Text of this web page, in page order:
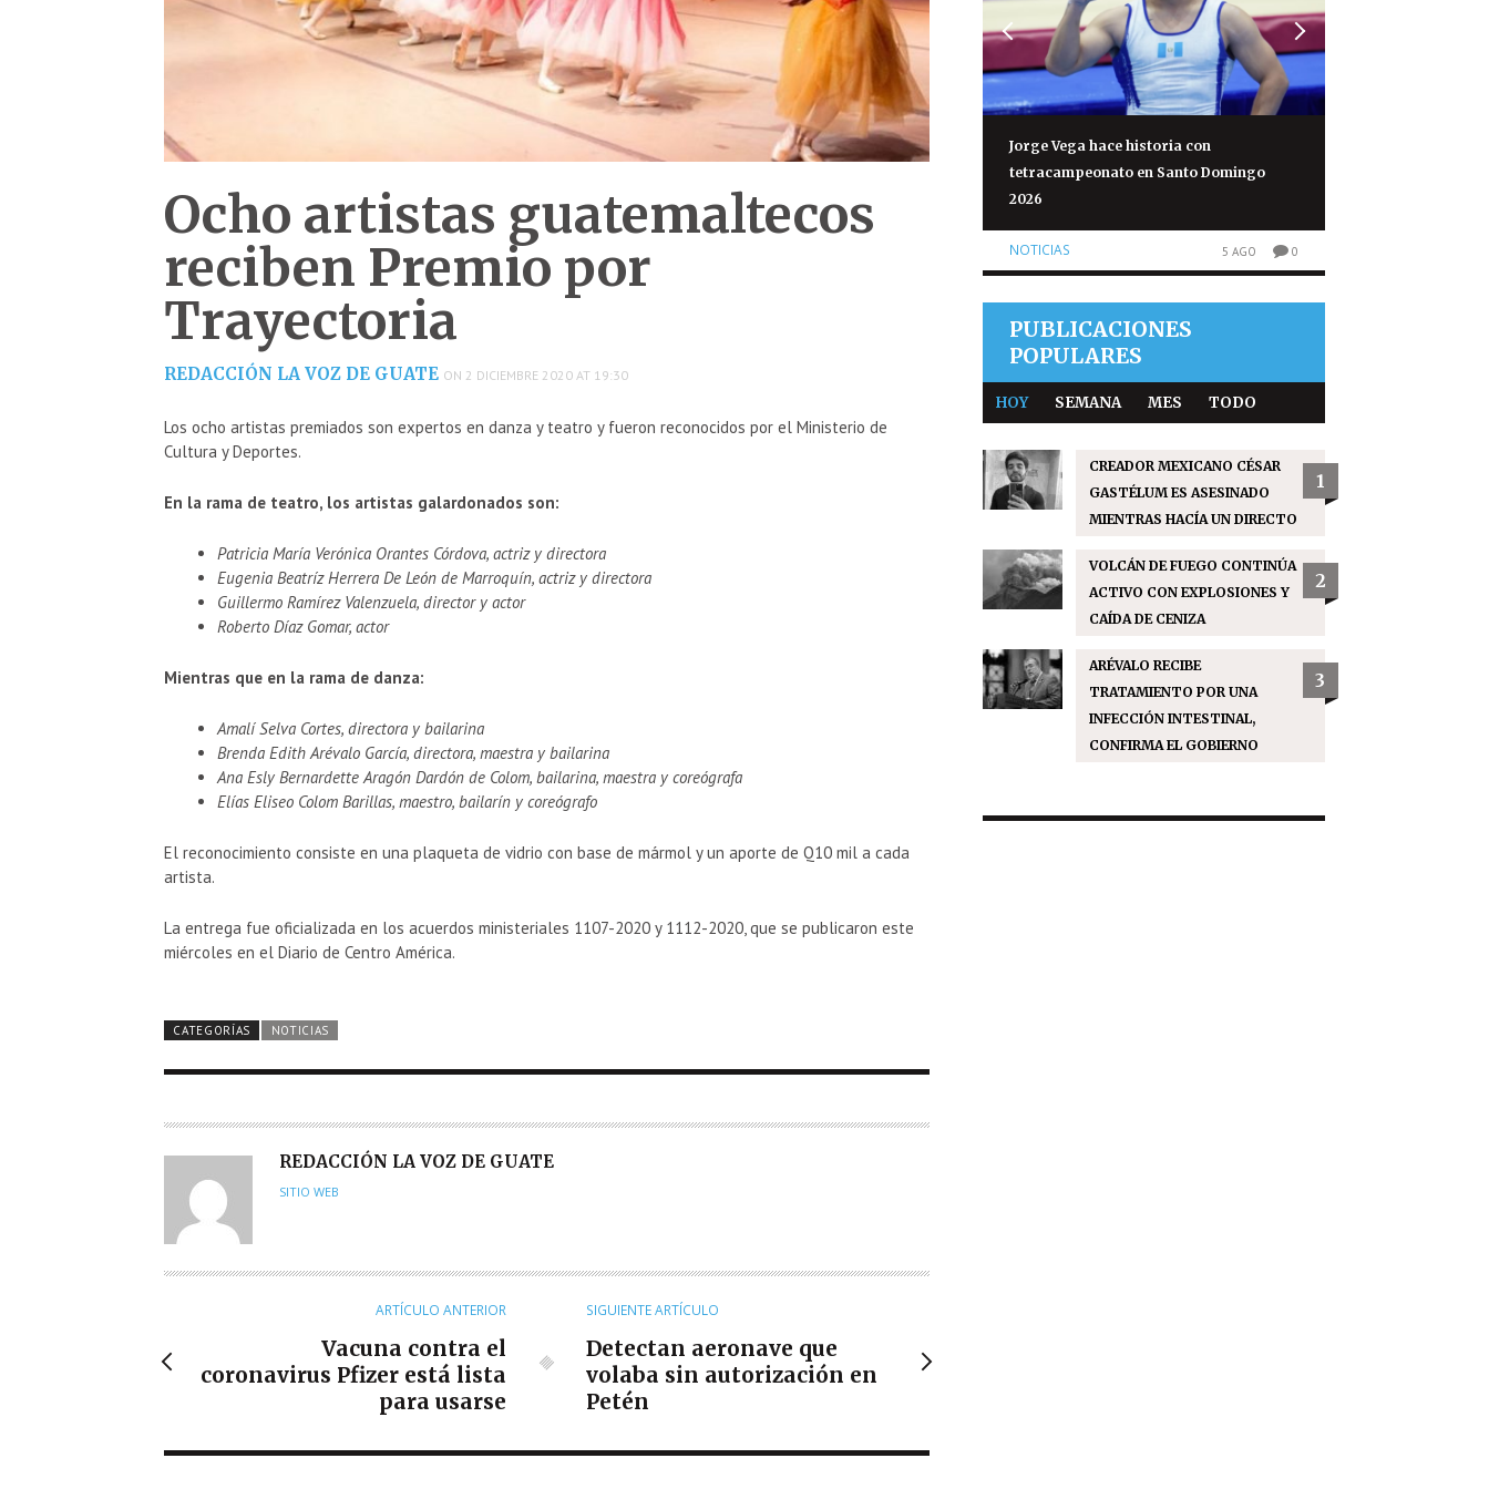
Ocho artistas guatemaltecos
reciben Premio por
Trayectoria
REDACCIÓN LA VOZ DE GUATE ON 2 DICIEMBRE 2020 AT 19:30
Los ocho artistas premiados son expertos en danza y teatro y fueron reconocidos por el Ministerio de
Cultura y Deportes.
En la rama de teatro, los artistas galardonados son:
Patricia María Verónica Orantes Córdova, actriz y directora
Eugenia Beatríz Herrera De León de Marroquín, actriz y directora
Guillermo Ramírez Valenzuela, director y actor
Roberto Díaz Gomar, actor
Mientras que en la rama de danza:
Amalí Selva Cortes, directora y bailarina
Brenda Edith Arévalo García, directora, maestra y bailarina
Ana Esly Bernardette Aragón Dardón de Colom, bailarina, maestra y coreógrafa
Elías Eliseo Colom Barillas, maestro, bailarín y coreógrafo
El reconocimiento consiste en una plaqueta de vidrio con base de mármol y un aporte de Q10 mil a cada
artista.
La entrega fue oficializada en los acuerdos ministeriales 1107-2020 y 1112-2020, que se publicaron este
miércoles en el Diario de Centro América.
CATEGORÍAS NOTICIAS
A
U
R
REDACCIÓN LA VOZ DE GUATE
SITIO WEB
ARTÍCULO ANTERIOR
Vacuna contra el
coronavirus Pfizer está lista
para usarse
SIGUIENTE ARTÍCULO
Detectan aeronave que
volaba sin autorización en
Petén
Jorge Vega hace historia con
tetracampeonato en Santo Domingo
2026
NOTICIAS 5 AGO 0
Sofía Cabrera conquista el oro para
NOTICIAS
PUBLICACIONES
POPULARES
HOY SEMANA MES TODO
CREADOR MEXICANO CÉSAR
GASTÉLUM ES ASESINADO
MIENTRAS HACÍA UN DIRECTO
1
VOLCÁN DE FUEGO CONTINÚA
ACTIVO CON EXPLOSIONES Y
CAÍDA DE CENIZA
2
ARÉVALO RECIBE
TRATAMIENTO POR UNA
INFECCIÓN INTESTINAL,
CONFIRMA EL GOBIERNO
3